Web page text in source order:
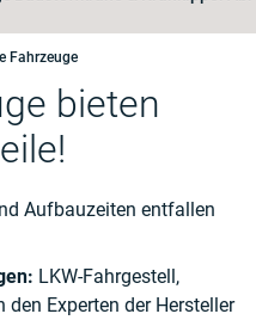
Fahrzeuge
bieten
Aufbauzeiten entfallen
LKW-Fahrgestell,
Experten der Hersteller